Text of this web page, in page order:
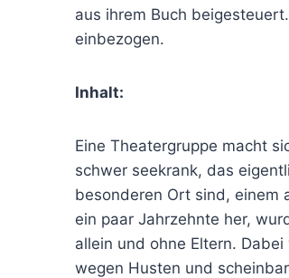
aus ihrem Buch
einbezogen.
Inhalt:
Eine Theatergruppe macht
schwer seekrank, das
besonderen Ort sind, einem
ein paar Jahrzehnte her,
allein und ohne Eltern.
wegen Husten und